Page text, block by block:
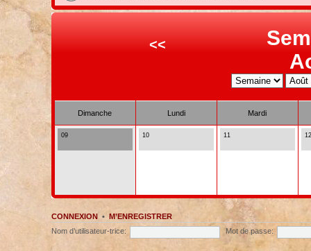
<<
Dimanche Lundi Mardi
09 10 11 12
CONNEXION• M’ENREGISTRER
Nom d’utilisateur-trice:
Mot de passe: